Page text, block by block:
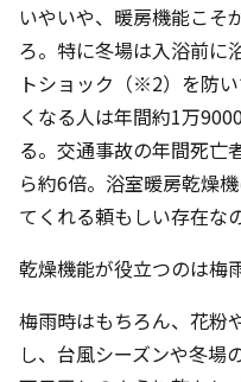
いやいや、暖房機能こそ
ろ。特に冬場は入浴前に
トショック（※2）を防
くなる人は年間約1万
る。交通事故の年間死
ら約6倍。浴室暖房乾燥
てくれる頼もしい存在な
乾燥機能が役立つのは梅
梅雨時はもちろん、花粉
し、台風シーズンや冬場